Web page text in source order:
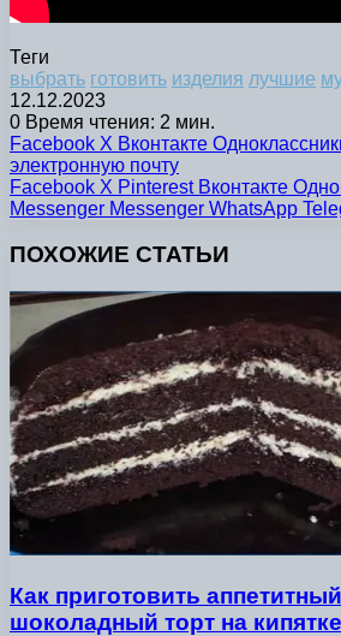
Теги
выбрать готовить изделия лучшие
12.12.2023
0 Время чтения: 2 мин.
Facebook X Вконтакте
электронную почту
Facebook X Pinterest Вконтакте
Messenger Messenger WhatsApp
ПОХОЖИЕ СТАТЬИ
Как приготовить
шоколадный торт на кипятке